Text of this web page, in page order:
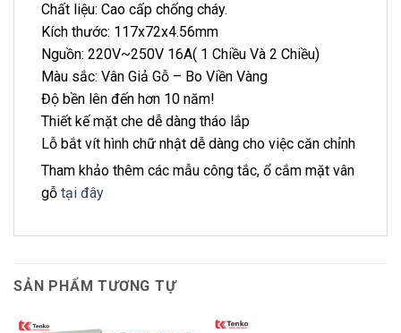
Chất liệu: Cao cấp chống cháy.
Kích thước: 117x72x4.56mm
Nguồn: 220V~250V 16A( 1 Chiều Và 2 Chiều)
Màu sắc: Vân Giả Gỗ – Bo Viền Vàng
Độ bền lên đến hơn 10 năm!
Thiết kế mặt che dễ dàng tháo lắp
Lỗ bắt vít hình chữ nhật dễ dàng cho việc căn chỉnh
Tham khảo thêm các mẫu công tắc, ổ cắm mặt vân
gỗ tại đây
SẢN PHẨM TƯƠNG TỰ